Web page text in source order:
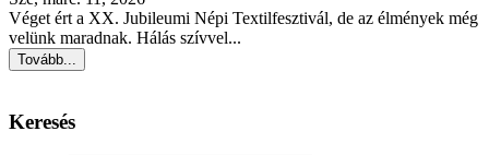
Véget ért a XX. Jubileumi Népi Textilfesztivál, de az élmények még
velünk maradnak. Hálás szívvel...
Tovább...
Keresés